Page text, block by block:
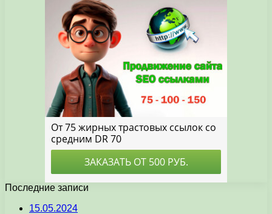
Последние записи
15.05.2024